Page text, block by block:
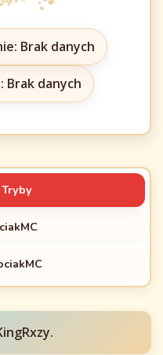
Brak danych
danych